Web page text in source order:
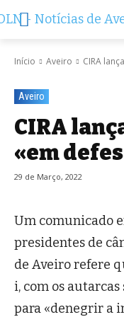
Início Aveiro CIRA
Aveiro
CIRA
«em
29 de Março, 2022
Um comunicado
presidentes de
de Aveiro refere
i, com os
para «denegrir a